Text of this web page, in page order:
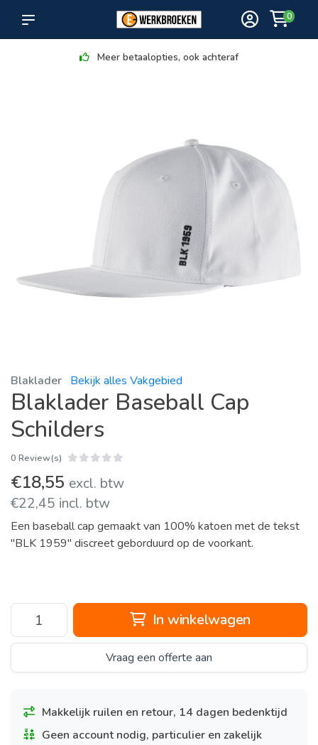
0
Meer betaalopties, ook achteraf
Blaklader Bekijk alles Vakgebied
Blaklader Baseball Cap
Schilders
0 Review(s)
€18,55 excl. btw
€22,45 incl. btw
Een baseball cap gemaakt van 100% katoen met de tekst
"BLK 1959" discreet geborduurd op de voorkant.
In winkelwagen
Vraag een offerte aan
Makkelijk ruilen en retour, 14 dagen bedenktijd
Geen account nodig, particulier en zakelijk